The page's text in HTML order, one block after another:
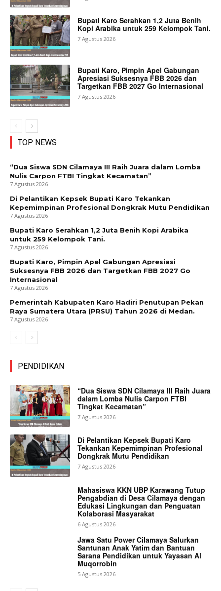
Bupati Karo Serahkan 1,2 Juta Benih
Kopi Arabika untuk 259 Kelompok Tani.
7 Agustus 2026
Bupati Karo, Pimpin Apel Gabungan
Apresiasi Suksesnya FBB 2026 dan
Targetkan FBB 2027 Go Internasional
7 Agustus 2026
TOP NEWS
“Dua Siswa SDN Cilamaya III Raih Juara dalam Lomba
Nulis Carpon FTBI Tingkat Kecamatan”
7 Agustus 2026
Di Pelantikan Kepsek Bupati Karo Tekankan
Kepemimpinan Profesional Dongkrak Mutu Pendidikan
7 Agustus 2026
Bupati Karo Serahkan 1,2 Juta Benih Kopi Arabika
untuk 259 Kelompok Tani.
7 Agustus 2026
Bupati Karo, Pimpin Apel Gabungan Apresiasi
Suksesnya FBB 2026 dan Targetkan FBB 2027 Go
Internasional
7 Agustus 2026
Pemerintah Kabupaten Karo Hadiri Penutupan Pekan
Raya Sumatera Utara (PRSU) Tahun 2026 di Medan.
7 Agustus 2026
PENDIDIKAN
“Dua Siswa SDN Cilamaya III Raih Juara
dalam Lomba Nulis Carpon FTBI
Tingkat Kecamatan”
7 Agustus 2026
Di Pelantikan Kepsek Bupati Karo
Tekankan Kepemimpinan Profesional
Dongkrak Mutu Pendidikan
7 Agustus 2026
Mahasiswa KKN UBP Karawang Tutup
Pengabdian di Desa Cilamaya dengan
Edukasi Lingkungan dan Penguatan
Kolaborasi Masyarakat
6 Agustus 2026
Jawa Satu Power Cilamaya Salurkan
Santunan Anak Yatim dan Bantuan
Sarana Pendidikan untuk Yayasan Al
Muqorrobin
5 Agustus 2026